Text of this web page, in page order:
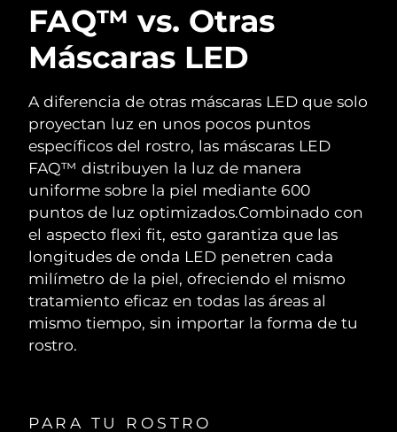
FAQ™ vs. Otras
Máscaras LED
A diferencia de otras máscaras LED que solo
proyectan luz en unos pocos puntos
específicos del rostro, las máscaras LED
FAQ™ distribuyen la luz de manera
uniforme sobre la piel mediante 600
puntos de luz optimizados.Combinado con
el aspecto flexi fit, esto garantiza que las
longitudes de onda LED penetren cada
milímetro de la piel, ofreciendo el mismo
tratamiento eficaz en todas las áreas al
mismo tiempo, sin importar la forma de tu
rostro.
PARA TU ROSTRO